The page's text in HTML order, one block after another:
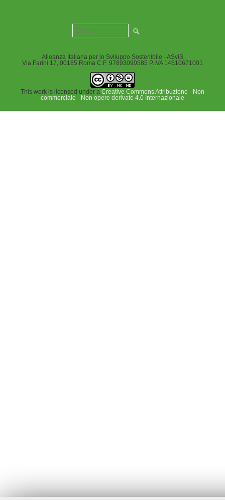
Alleanza Italiana per lo Sviluppo Sostenibile - ASviS
Via Farini 17, 00185 Roma C.F. 97893090585 P.IVA 14610671001
This work is licensed under a Creative Commons Attribuzione - Non
commerciale - Non opere derivate 4.0 Internazionale